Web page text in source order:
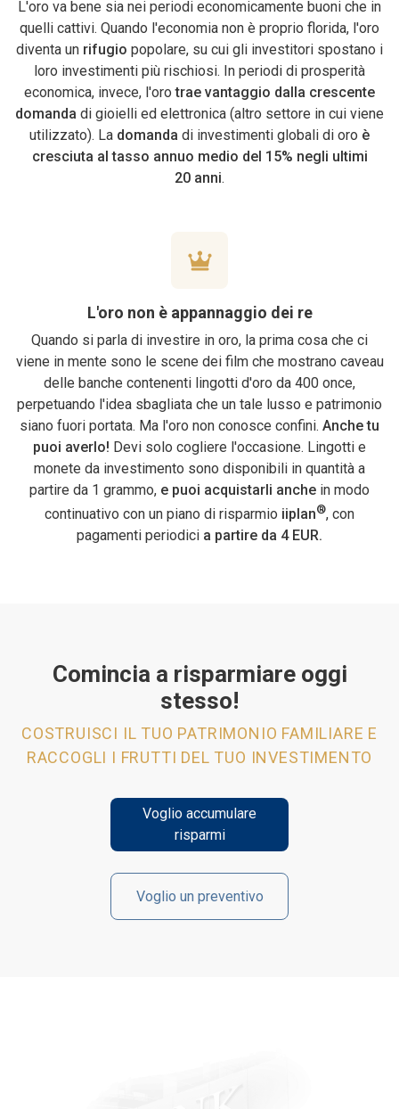
L'oro va bene sia nei periodi economicamente buoni che in
quelli cattivi. Quando l'economia non è proprio florida, l'oro
diventa un rifugio popolare, su cui gli investitori spostano i
loro investimenti più rischiosi. In periodi di prosperità
economica, invece, l'orotrae vantaggio dalla crescente
domanda di gioielli ed elettronica (altro settore in cui viene
utilizzato). La domanda di investimenti globali di oro è
cresciuta al tasso annuo medio del 15% negli ultimi
20 anni.
L'oro non è appannaggio dei re
Quando si parla di investire in oro, la prima cosa che ci
viene in mente sono le scene dei film che mostrano caveau
delle banche contenenti lingotti d'oro da 400 once,
perpetuando l'idea sbagliata che un tale lusso e patrimonio
siano fuori portata. Ma l'oro non conosce confini. Anche tu
puoi averlo! Devi solo cogliere l'occasione. Lingotti e
monete da investimento sono disponibili in quantità a
partire da 1 grammo, e puoi acquistarli anche in modo
continuativo con un piano di risparmio iiplan®, con
pagamenti periodici a partire da 4 EUR.
Comincia a risparmiare oggi
stesso!
COSTRUISCI IL TUO PATRIMONIO FAMILIARE E
RACCOGLI I FRUTTI DEL TUO INVESTIMENTO
Voglio accumulare
risparmi
Voglio un preventivo